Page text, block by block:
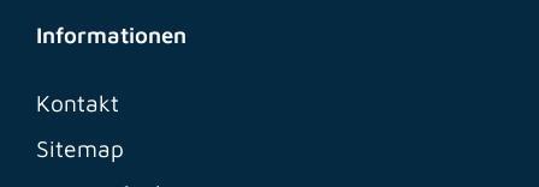
Informationen
Kontakt
Sitemap